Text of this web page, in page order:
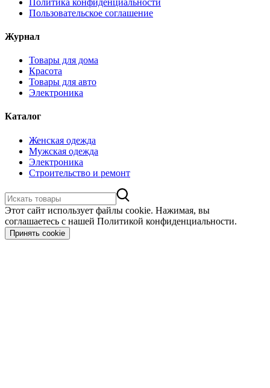
Пользовательское соглашение
Журнал
Товары для дома
Красота
Товары для авто
Электроника
Каталог
Женская одежда
Мужская одежда
Электроника
Строительство и ремонт
Этот сайт использует файлы cookie. Нажимая, вы
соглашаетесь с нашей Политикой конфиденциальности.
Принять cookie